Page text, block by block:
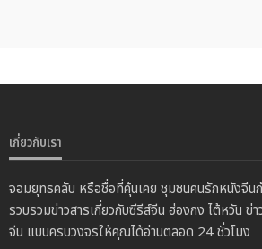
เกี่ยวกับเรา
จอมยุทธคลับ หรือชื่อที่คุ้นเคย ชุมชนคนรักหนังจีนก
รวบรวมข่าวสารเกี่ยวกับซีรีส์จีน ฮ่องกง ไต้หวัน ข่
จีน แบบครบวงจรให้คุณได้อ่านตลอด 24 ชั่วโมง